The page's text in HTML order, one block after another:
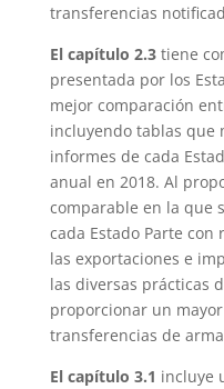
transferencias
El capítulo 2.3tiene
presentada por los
mejor comparación
incluyendo tablas que
informes de cada
anual en 2018. Al
comparable en la que
cada Estado Parte
las exportaciones e
las diversas prácticas
proporcionar un
transferencias de
El capítulo 3.1 incluye